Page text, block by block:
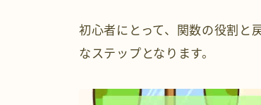
初心者にとって、関数の役割と
なステップとなります。